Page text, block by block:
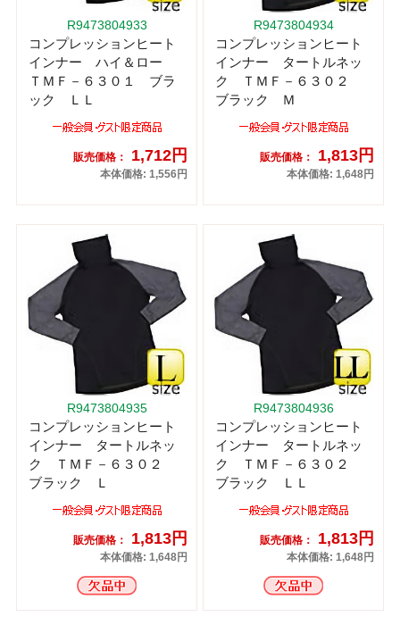
R9473804933
コンプレッションヒート
インナー ハイ＆ロー
ＴＭＦ－６３０１ ブラ
ック ＬＬ
販売価格： 1,712円
本体価格: 1,556円
R9473804934
コンプレッションヒート
インナー タートルネッ
ク ＴＭＦ－６３０２
ブラック Ｍ
販売価格： 1,813円
本体価格: 1,648円
R9473804935
コンプレッションヒート
インナー タートルネッ
ク ＴＭＦ－６３０２
ブラック Ｌ
販売価格： 1,813円
本体価格: 1,648円
R9473804936
コンプレッションヒート
インナー タートルネッ
ク ＴＭＦ－６３０２
ブラック ＬＬ
販売価格： 1,813円
本体価格: 1,648円